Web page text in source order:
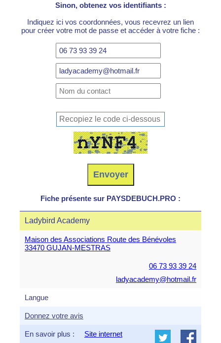
Sinon, obtenez vos identifiants :
Indiquez ici vos coordonnées, vous recevrez un lien
pour créer votre mot de passe et accéder à votre fiche :
Fiche présente sur PAYSDEBUCH.PRO :
Ladybird Academy
Maison des Associations Route des Bénévoles
33470 GUJAN-MESTRAS
06 73 93 39 24
ladyacademy@hotmail.fr
Langue
Donnez votre avis
En savoir plus : Site internet